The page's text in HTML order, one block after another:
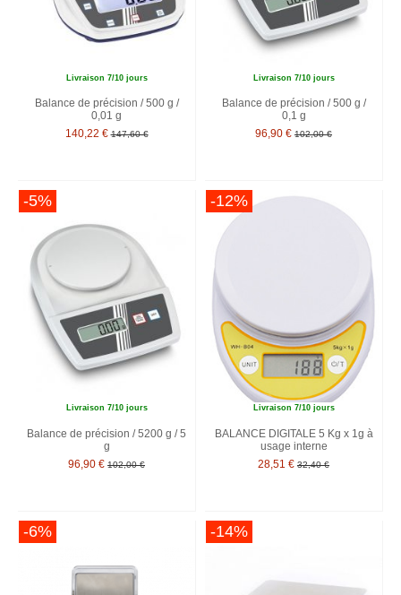
Livraison 7/10 jours
Balance de précision / 500 g /
0,01 g
140,22 € 147,60 €
Livraison 7/10 jours
Balance de précision / 500 g /
0,1 g
96,90 € 102,00 €
-5%
Livraison 7/10 jours
Balance de précision / 5200 g / 5
g
96,90 € 102,00 €
-12%
Livraison 7/10 jours
BALANCE DIGITALE 5 Kg x 1g à
usage interne
28,51 € 32,40 €
-6% -14%